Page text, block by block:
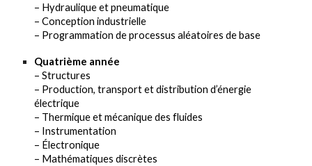
– Hydraulique et pneumatique
– Conception industrielle
– Programmation de processus aléatoires de base
Quatrième année
– Structures
– Production, transport et distribution d’énergie
électrique
– Thermique et mécanique des fluides
– Instrumentation
– Électronique
– Mathématiques discrètes